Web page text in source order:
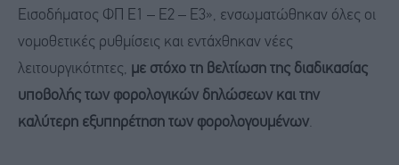
Εισοδήματος ΦΠ Ε1 – Ε2 – Ε3», ενσωματώθηκαν όλες οι
νομοθετικές ρυθμίσεις και εντάχθηκαν νέες
λειτουργικότητες, με στόχο τη βελτίωση της διαδικασίας
υποβολής των φορολογικών δηλώσεων και την
καλύτερη εξυπηρέτηση των φορολογουμένων.